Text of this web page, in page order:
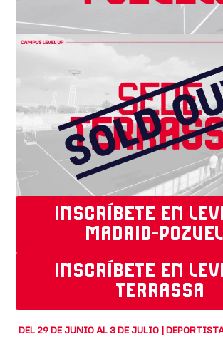
INSCRÍBETE EN
MADRID-
INSCRÍBETE EN
TERRASSA
DEL 29 DE JUNIO AL 3 DE JULIO |